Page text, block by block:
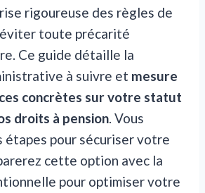
rigoureuse des règles de
toute précarité
Ce guide détaille la
à suivre et mesure
concrètes sur votre statut
droits à pension. Vous
pour sécuriser votre
cette option avec la
pour optimiser votre